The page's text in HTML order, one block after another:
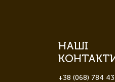
НАШІ
+38 (068) 784